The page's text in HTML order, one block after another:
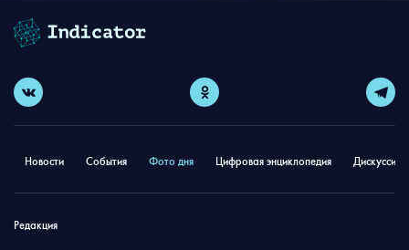
Новости События Фото дня Цифровая энциклопедия
Редакция